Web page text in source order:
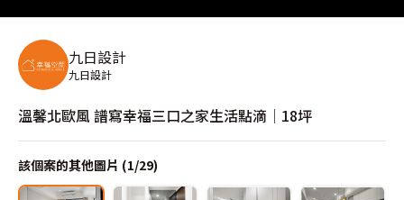
九日設計
九日設計
溫馨北歐風 譜寫幸福三口之家生活點滴│18坪
該個案的其他圖片 (1/29)